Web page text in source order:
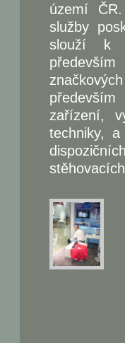
území
služby
slouží k
zařízení,
techniky,